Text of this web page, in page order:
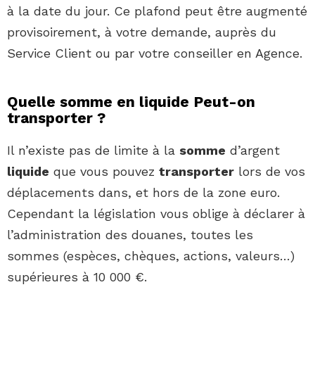
à la date du jour. Ce plafond peut être augmenté
provisoirement, à votre demande, auprès du
Service Client ou par votre conseiller en Agence.
Quelle somme en liquide Peut-on
transporter ?
Il n’existe pas de limite à la somme d’argent
liquide que vous pouvez transporter lors de vos
déplacements dans, et hors de la zone euro.
Cependant la législation vous oblige à déclarer à
l’administration des douanes, toutes les
sommes (espèces, chèques, actions, valeurs…)
supérieures à 10 000 €.